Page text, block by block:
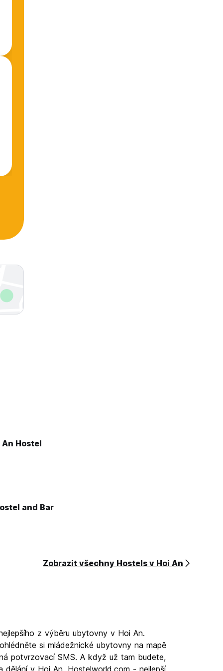
Hostel
and Bar
Zobrazit všechny Hostels v Hoi An
z výběru ubytovny v Hoi An.
si mládežnické ubytovny na mapě
potvrzovací SMS. A když už tam budete,